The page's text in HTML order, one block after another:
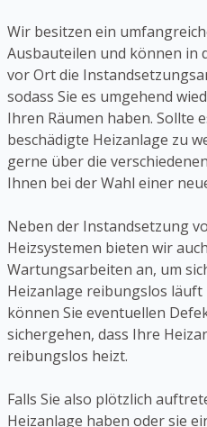
Wir besitzen ein
Ausbauteilen und können in
vor Ort die
sodass Sie es umgehend
Ihren Räumen haben. Sollte
beschädigte Heizanlage zu
gerne über die
Ihnen bei der Wahl einer
Neben der Instandsetzung
Heizsystemen bieten wir
Wartungsarbeiten an, um
Heizanlage reibungslos läuft
können Sie eventuellen
sichergehen, dass Ihre
reibungslos heizt.
Falls Sie also plötzlich
Heizanlage haben oder sie